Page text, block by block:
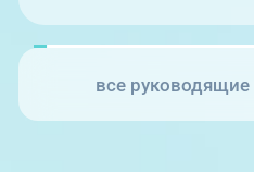
все руководящие